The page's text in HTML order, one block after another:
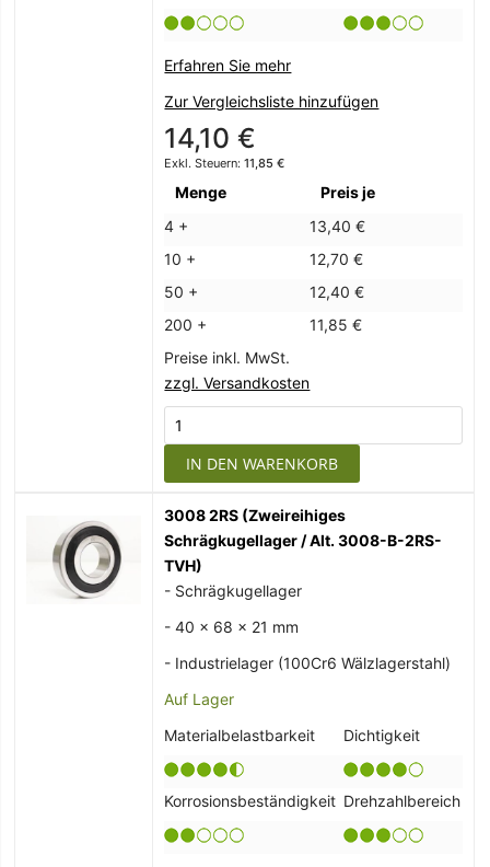
Erfahren Sie mehr
Zur Vergleichsliste hinzufügen
14,10 €
11,85 €
Menge
Preis je
4 +
13,40 €
10 +
12,70 €
50 +
12,40 €
200 +
11,85 €
Preise inkl. MwSt.
zzgl. Versandkosten
IN DEN WARENKORB
3008 2RS (Zweireihiges
Schrägkugellager / Alt. 3008-B-2RS-
TVH)
- Schrägkugellager
- 40 x 68 x 21 mm
- Industrielager (100Cr6 Wälzlagerstahl)
Auf Lager
Materialbelastbarkeit
Dichtigkeit
Korrosionsbeständigkeit Drehzahlbereich